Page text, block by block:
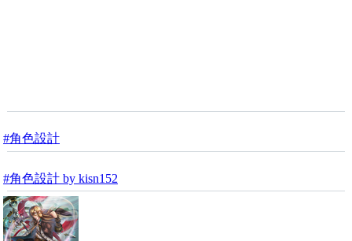
#角色設計
#角色設計 by kisn152